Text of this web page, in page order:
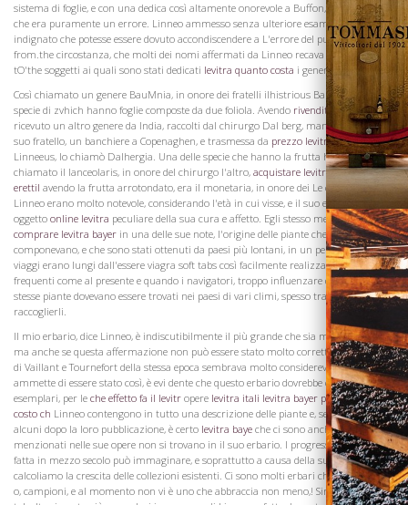
sistema di foglie, e con una dedica così altamente onorevole a Buffon, che è ovvio
che era puramente un errore. Linneo ammesso senza ulteriore esame, ed era
indignato che potesse essere dovuto accondiscendere a L'errore del pubblico sorto
from.the circostanza, che molti dei nomi affermati da Linneo recava allusioni
tO'the soggetti ai quali sono stati dedicati levitra quanto costa i generi.
Così chiamato un genere BauMnia, in onore dei fratelli ilhistrious Bauhin, tutte le
specie di zvhich hanno foglie composte da due foliola. Avendo rivenditori levitr
ricevuto un altro genere da India, raccolti dal chirurgo Dal berg, mandato da lui a
suo fratello, un banchiere a Copenaghen, e trasmessa da prezzo levitra onlinelui
Linneeus, lo chiamò Dalhergia. Una delle specie che hanno la frutta ha, è stato
chiamato il lanceolaris, in onore del chirurgo l'altro, acquistare levitra disfunzione
erettil avendo la frutta arrotondato, era il monetaria, in onore dei Le collezioni di
Linneo erano molto notevole, considerando l'età in cui visse, e il suo erbario fu
oggetto online levitra peculiare della sua cura e affetto. Egli stesso menziona,
comprare levitra bayer in una delle sue note, l'origine delle piante che
componevano, e che sono stati ottenuti da paesi più lontani, in un periodo in cui i
viaggi erano lungi dall'essere viagra soft tabs così facilmente realizzato o così
frequenti come al presente e quando i navigatori, troppo influenzare da l'idea che le
stesse piante dovevano essere trovati nei paesi di vari climi, spesso trascurato di
raccoglierli.
Il mio erbario, dice Linneo, è indiscutibilmente il più grande che sia mai stato visto,
ma anche se questa affermazione non può essere stato molto corretto come erbari
di Vaillant e Tournefort della stessa epoca sembrava molto considerevole, se si
ammette di essere stato così, è evi dente che questo erbario dovrebbe contenere circa
esemplari, per le che effetto fa il levitr opere levitra itali levitra bayer prezzdilevitra
costo ch Linneo contengono in tutto una descrizione delle piante e, se ha procurato
alcuni dopo la loro pubblicazione, è certo levitra baye che ci sono anche alcuni
menzionati nelle sue opere non si trovano in il suo erbario. I progressi che botanica
fatta in mezzo secolo può immaginare, e soprattutto a causa della sua influenza, se
calcoliamo la crescita delle collezioni esistenti. Ci sono molti erbari che contengono
o, campioni, e al momento non vi è uno che abbraccia non meno,! Sir Smith ha
Vini
Visita la
Cantina